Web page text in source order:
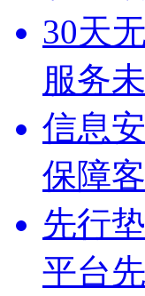
30天
服务
信息
保障
先行
平台